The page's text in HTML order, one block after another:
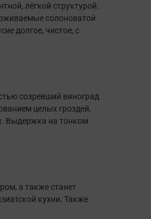
лёгкой структурой.
солоноватой
долгое, чистое, с
созревший виноград
целых гроздей,
Выдержка на тонком
а также станет
кухни. Также